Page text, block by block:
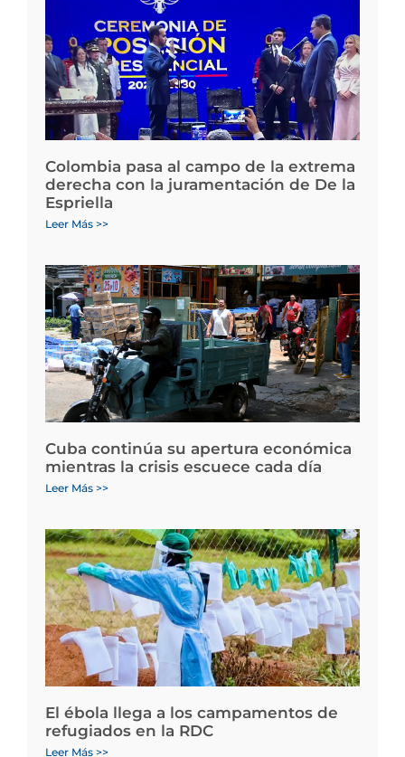
Colombia pasa al campo de la extrema
derecha con la juramentación de De la
Espriella
Leer Más >>
Cuba continúa su apertura económica
mientras la crisis escuece cada día
Leer Más >>
El ébola llega a los campamentos de
refugiados en la RDC
Leer Más >>